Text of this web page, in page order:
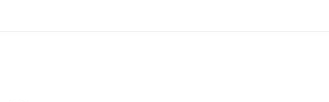
LIMONENE, COUMARIN, ALPHA-ISOMETHYL